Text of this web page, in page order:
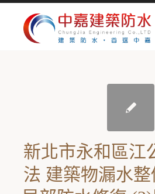
新北市永和區江
法 建築物漏水